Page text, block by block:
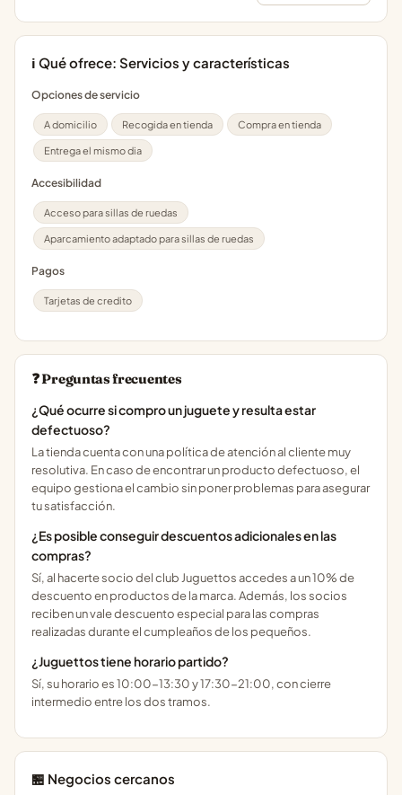
ℹ️ Qué ofrece: Servicios y características
Opciones de servicio
A domicilio Recogida en tienda Compra en tienda
Entrega el mismo dia
Accesibilidad
Acceso para sillas de ruedas
Aparcamiento adaptado para sillas de ruedas
Pagos
Tarjetas de credito
❓ Preguntas frecuentes
¿Qué ocurre si compro un juguete y resulta estar
defectuoso?
La tienda cuenta con una política de atención al cliente muy
resolutiva. En caso de encontrar un producto defectuoso, el
equipo gestiona el cambio sin poner problemas para asegurar
tu satisfacción.
¿Es posible conseguir descuentos adicionales en las
compras?
Sí, al hacerte socio del club Juguettos accedes a un 10% de
descuento en productos de la marca. Además, los socios
reciben un vale descuento especial para las compras
realizadas durante el cumpleaños de los pequeños.
¿Juguettos tiene horario partido?
Sí, su horario es 10:00-13:30 y 17:30-21:00, con cierre
intermedio entre los dos tramos.
🏪 Negocios cercanos